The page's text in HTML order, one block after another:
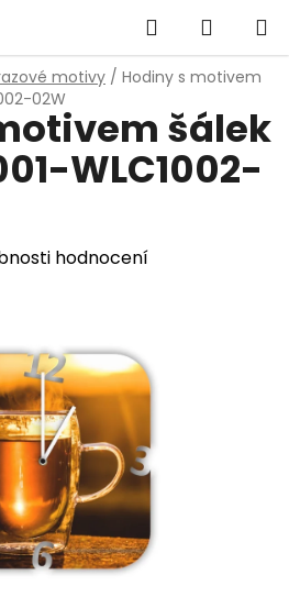
Hledat
KOŠÍK
motivy / Hodiny s motivem
02W
šálek
WLC1002-
hodnocení